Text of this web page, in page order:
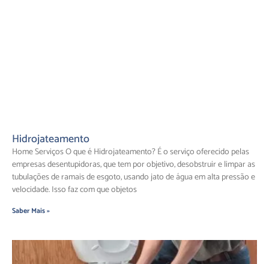
Hidrojateamento
Home Serviços O que é Hidrojateamento? É o serviço oferecido pelas
empresas desentupidoras, que tem por objetivo, desobstruir e limpar as
tubulações de ramais de esgoto, usando jato de água em alta pressão e
velocidade. Isso faz com que objetos
Saber Mais »